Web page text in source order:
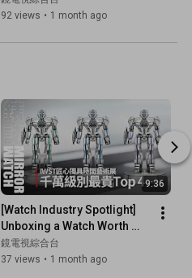
林俊宏X吳明曄｜鏡爆點｜鏡
台
92 views • 1 month ago
9:36
[Watch Industry Spotlight]
Unboxing a Watch Worth
Over $10 Million! The Top 4
Most Expensive Piec...
鏡電視綜合台
37 views • 1 month ago